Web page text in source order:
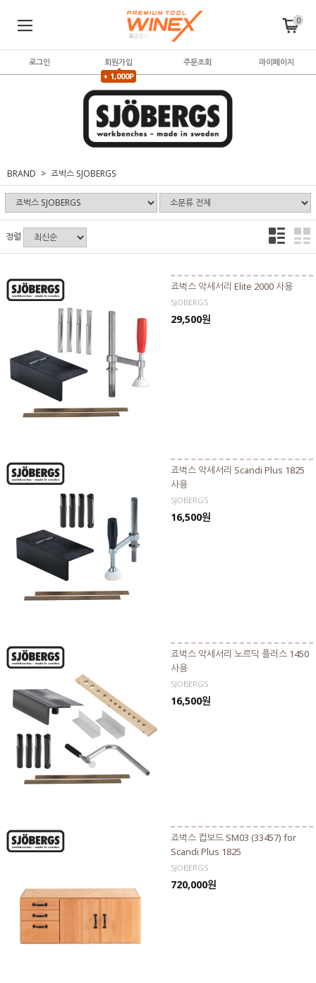
0
로그인
회원가입
+ 1,000P
주문조회 마이페이지
BRAND 죠벅스 SJOBERGS
정렬
죠벅스 악세서리 Elite 2000 사용
SJOBERGS
29,500원
죠벅스 악세서리 Scandi Plus 1825
사용
SJOBERGS
16,500원
죠벅스 악세서리 노르딕 플러스 1450
사용
SJOBERGS
16,500원
죠벅스 컵보드 SM03 (33457) for
Scandi Plus 1825
SJOBERGS
720,000원